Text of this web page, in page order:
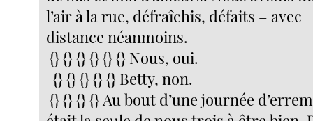
l’air à la rue, défraîchis, défaits – avec
distance néanmoins.
{} {} {} {} {} {} Nous, oui.
{} {} {} {} {} Betty, non.
{} {} {} {} Au bout d’une journée